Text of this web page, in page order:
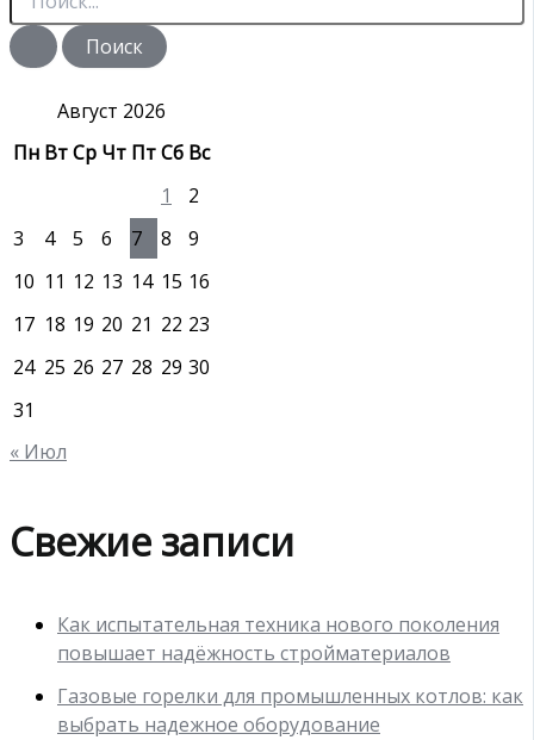
и
с
Август 2026
Пн ВтСр Чт ПтСб Вс
1
2
3
4 5 6 7 8
9
10 11 12 13 14 15 16
17 18 19 20 21 22 23
24 25 26 27 28 29 30
31
« Июл
Свежие записи
Как испытательная техника нового поколения
повышает надёжность стройматериалов
Газовые горелки для промышленных котлов: как
выбрать надежное оборудование